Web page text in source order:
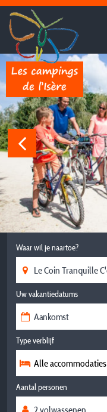
Waar wil je naartoe?
Uw vakantiedatums
Type verblijf
Alle accommodaties
Aantal personen